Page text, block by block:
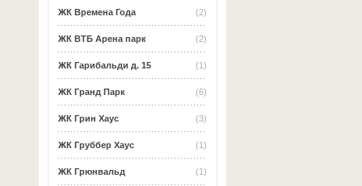
(2)
ЖК Времена Года
(2)
ЖК ВТБ Арена парк
(1)
ЖК Гарибальди д. 15
(6)
ЖК Гранд Парк
(3)
ЖК Грин Хаус
(1)
ЖК Груббер Хаус
(1)
ЖК Грюнвальд